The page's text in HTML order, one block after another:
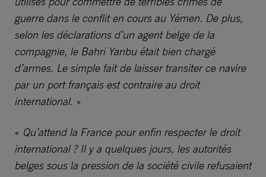
guerre dans le conflit en cours au Yémen. De plus,
selon les déclarations d’un agent belge de la
compagnie, le Bahri Yanbu était bien chargé
d’armes. Le simple fait de laisser transiter ce navire
par un port français est contraire au droit
international. »
« Qu’attend la France pour enfin respecter le droit
international ? Il y a quelques jours, les autorités
belges sous la pression de la société civile refusaient